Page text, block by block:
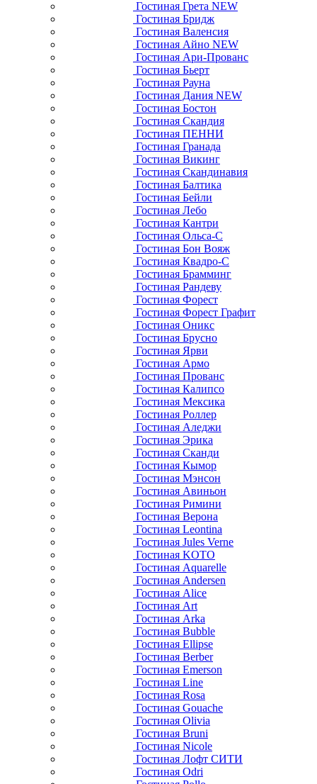
Гостиная Грета NEW
Гостиная Бридж
Гостиная Валенсия
Гостиная Айно NEW
Гостиная Ари-Прованс
Гостиная Бьерт
Гостиная Рауна
Гостиная Дания NEW
Гостиная Бостон
Гостиная Скандия
Гостиная ПЕННИ
Гостиная Гранада
Гостиная Викинг
Гостиная Скандинавия
Гостиная Балтика
Гостиная Бейли
Гостиная Лебо
Гостиная Кантри
Гостиная Ольса-С
Гостиная Бон Вояж
Гостиная Квадро-С
Гостиная Брамминг
Гостиная Рандеву
Гостиная Форест
Гостиная Форест Графит
Гостиная Оникс
Гостиная Брусно
Гостиная Ярви
Гостиная Армо
Гостиная Прованс
Гостиная Калипсо
Гостиная Мексика
Гостиная Роллер
Гостиная Аледжи
Гостиная Эрика
Гостиная Сканди
Гостиная Кымор
Гостиная Мэнсон
Гостиная Авиньон
Гостиная Римини
Гостиная Верона
Гостиная Leontina
Гостиная Jules Verne
Гостиная KOTO
Гостиная Aquarelle
Гостиная Andersen
Гостиная Alice
Гостиная Art
Гостиная Arka
Гостиная Bubble
Гостиная Ellipse
Гостиная Berber
Гостиная Emerson
Гостиная Line
Гостиная Rosa
Гостиная Gouache
Гостиная Olivia
Гостиная Bruni
Гостиная Nicole
Гостиная Лофт СИТИ
Гостиная Odri